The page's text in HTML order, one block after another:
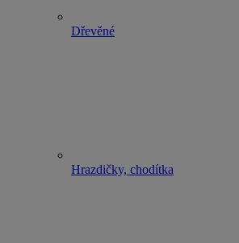
Dřevěné
Hrazdičky, chodítka